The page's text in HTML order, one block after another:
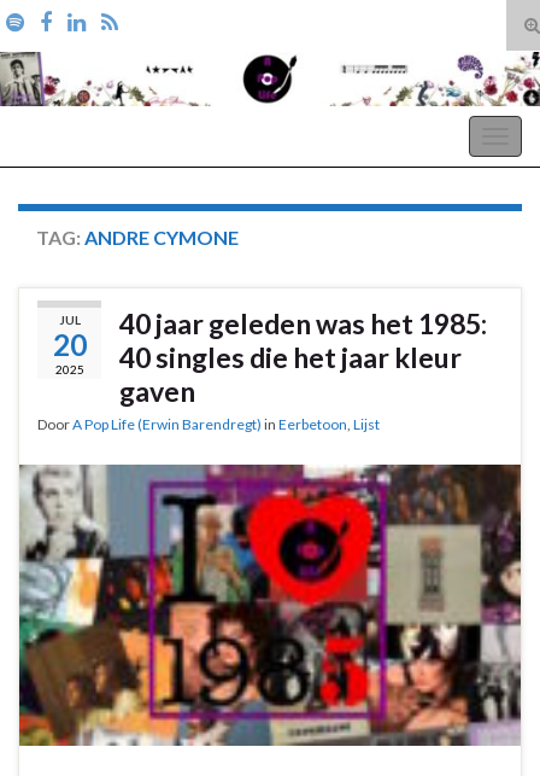
Search for:
TAG: ANDRE CYMONE
JUL
20
2025
40 jaar geleden was het 1985:
40 singles die het jaar kleur
gaven
DoorA Pop Life (Erwin Barendregt) in Eerbetoon, Lijst